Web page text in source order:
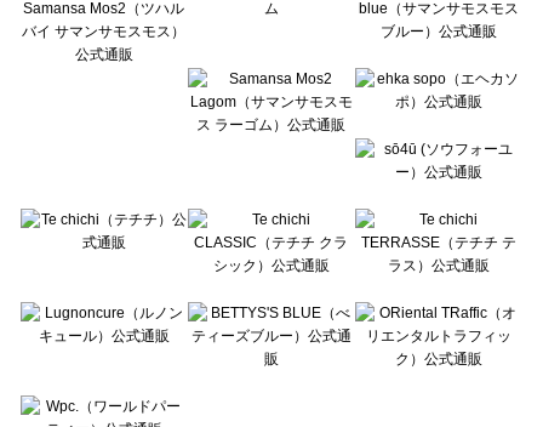
BETTY'S BLUE（べティーズブルー）のドレスシューズ一覧
Wpc.（ワールドパーティー）のドレスシューズ一覧